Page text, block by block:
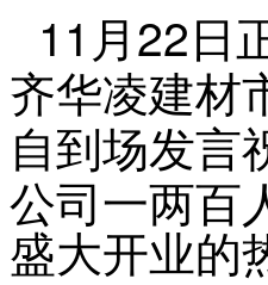
11 月22日
齐华凌建材
自到场发言
公司一两百
盛大开业的